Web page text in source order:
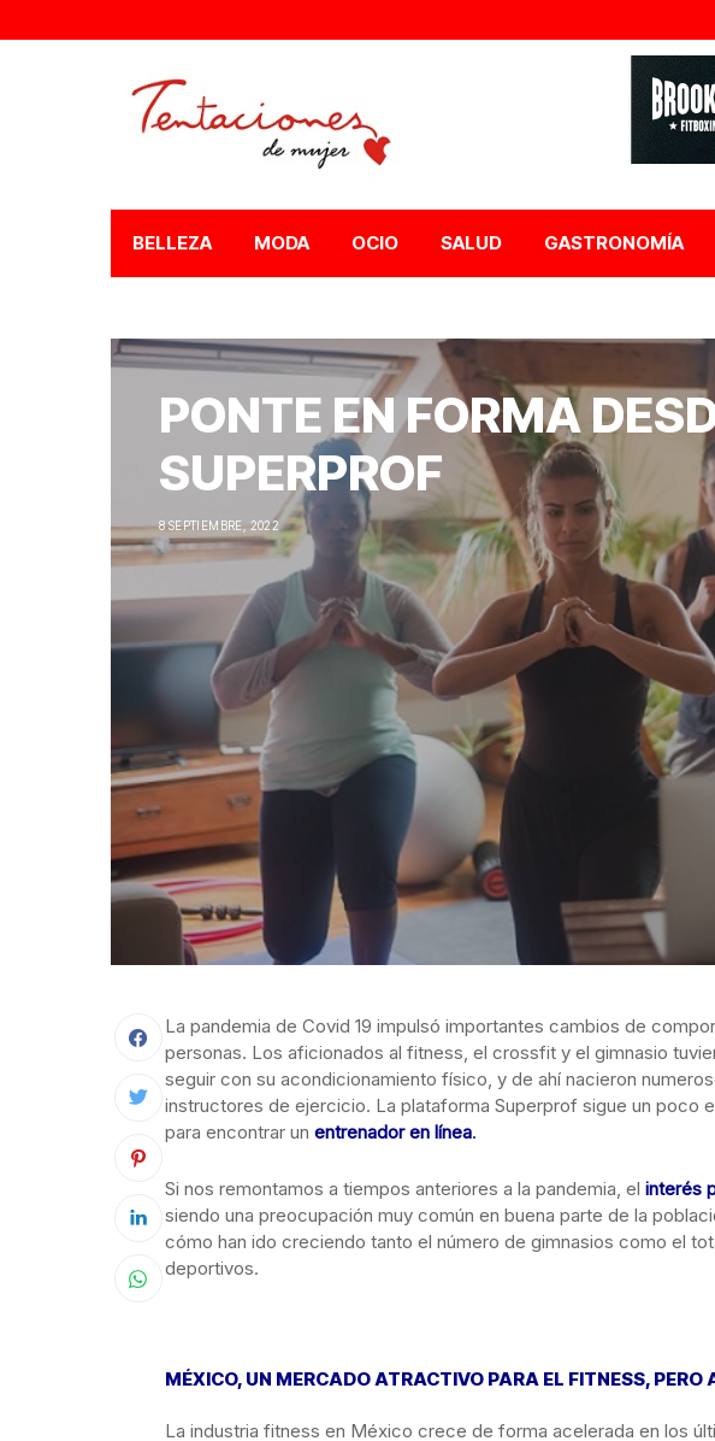
BELLEZA MODA OCIO SALUD GASTRONOMÍA
PONTE EN FORMA
SUPERPROF
8 SEPTIEMBRE, 2022
La pandemia de Covid 19 impulsó importantes cambios de
personas. Los aficionados al fitness, el crossfit y el gimnasio
seguir con su acondicionamiento físico, y de ahí nacieron
instructores de ejercicio. La plataforma Superprof sigue un poco
para encontrar un entrenador en línea.
Si nos remontamos a tiempos anteriores a la pandemia, el interés
siendo una preocupación muy común en buena parte de la
cómo han ido creciendo tanto el número de gimnasios como el
deportivos.
MÉXICO, UN MERCADO ATRACTIVO PARA EL FITNESS, PERO
La industria fitness en México crece de forma acelerada en los